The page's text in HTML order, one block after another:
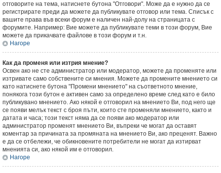
отговорите на тема, натиснете бутона "Отговори". Може да е нужно да се
регистрирате преди да можете да публикувате отговор или тема. Списък с
вашите права във всеки форум е наличен най-долу на страницата с
форумите. Например: Вие можете да публикувате теми в този форум, Вие
можете да прикачвате файлове в този форум и т.н.
Нагоре
Как да променя или изтрия мнение?
Освен ако не сте администратор или модератор, можете да променяте или
изтривате само собствените си мнения. Можете да промените мнението си
като натиснете бутона "Промени мнението" на съответното мнение,
понякога този бутон е активен само за определено време след като е било
публикувано мнението. Ако някой е отговорил на мнението Ви, под него ще
се появи мелък текст с броя пъти, които сте променяли мнението, както и
датата и часа; този текст няма да се появи ако модератор или
администратор променят мнението Ви, въпреки че могат да оставят
коментар за причината за промяната на мнението Ви, ако преценят. Важно
е да се отбележи, че обикновените потребители не могат да изтирват
мненията си, ако някой им е отговорил.
Нагоре